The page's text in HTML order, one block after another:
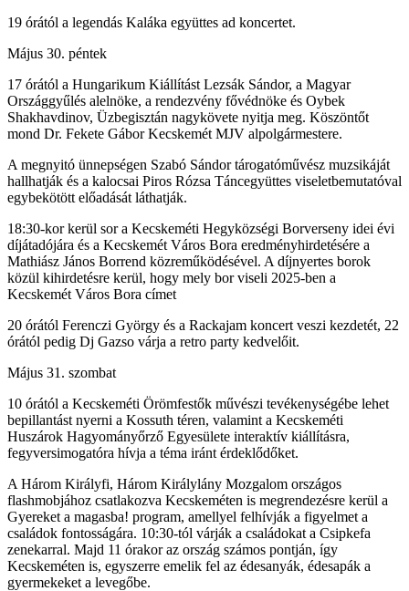
19 órától a legendás Kaláka együttes ad koncertet.
Május 30. péntek
17 órától a Hungarikum Kiállítást Lezsák Sándor, a Magyar
Országgyűlés alelnöke, a rendezvény fővédnöke és Oybek
Shakhavdinov, Üzbegisztán nagykövete nyitja meg. Köszöntőt
mond Dr. Fekete Gábor Kecskemét MJV alpolgármestere.
A megnyitó ünnepségen Szabó Sándor tárogatóművész muzsikáját
hallhatják és a kalocsai Piros Rózsa Táncegyüttes viseletbemutatóval
egybekötött előadását láthatják.
18:30-kor kerül sor a Kecskeméti Hegyközségi Borverseny idei évi
díjátadójára és a Kecskemét Város Bora eredményhirdetésére a
Mathiász János Borrend közreműködésével. A díjnyertes borok
közül kihirdetésre kerül, hogy mely bor viseli 2025-ben a
Kecskemét Város Bora címet
20 órától Ferenczi György és a Rackajam koncert veszi kezdetét, 22
órától pedig Dj Gazso várja a retro party kedvelőit.
Május 31. szombat
10 órától a Kecskeméti Örömfestők művészi tevékenységébe lehet
bepillantást nyerni a Kossuth téren, valamint a Kecskeméti
Huszárok Hagyományőrző Egyesülete interaktív kiállításra,
fegyversimogatóra hívja a téma iránt érdeklődőket.
A Három Királyfi, Három Királylány Mozgalom országos
flashmobjához csatlakozva Kecskeméten is megrendezésre kerül a
Gyereket a magasba! program, amellyel felhívják a figyelmet a
családok fontosságára. 10:30-tól várják a családokat a Csipkefa
zenekarral. Majd 11 órakor az ország számos pontján, így
Kecskeméten is, egyszerre emelik fel az édesanyák, édesapák a
gyermekeket a levegőbe.